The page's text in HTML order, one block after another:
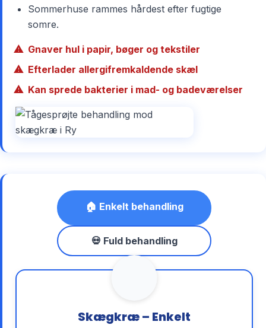
Sommerhuse rammes hårdest efter fugtige
somre.
Gnaver hul i papir, bøger og tekstiler
Efterlader allergifremkaldende skæl
Kan sprede bakterier i mad- og badeværelser
🏠 Enkelt behandling
💀 Fuld behandling
Skægkræ – Enkelt